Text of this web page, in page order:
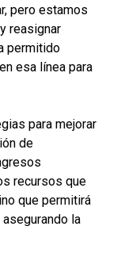
pero estamos
reasignar
permitido
esa línea para
para mejorar
de
recursos que
que permitirá
la